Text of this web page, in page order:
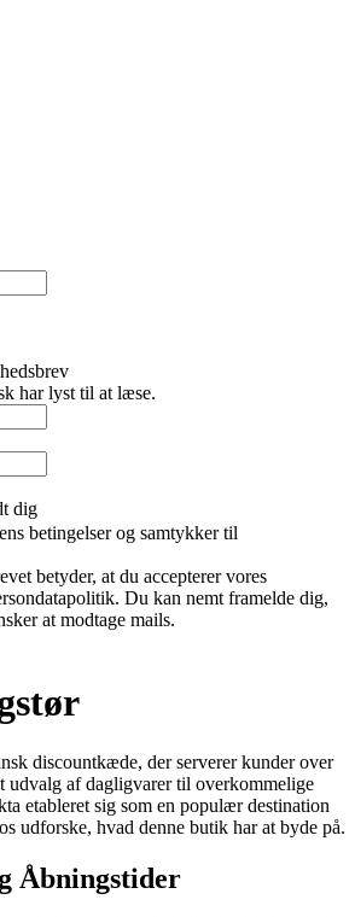
har lyst til at læse.
dig
betingelser og samtykker til
betyder, at du accepterer vores
Du kan nemt framelde dig,
at modtage mails.
discountkæde, der serverer kunder over
udvalg af dagligvarer til overkommelige
etableret sig som en populær destination
udforske, hvad denne butik har at byde på.
Åbningstider